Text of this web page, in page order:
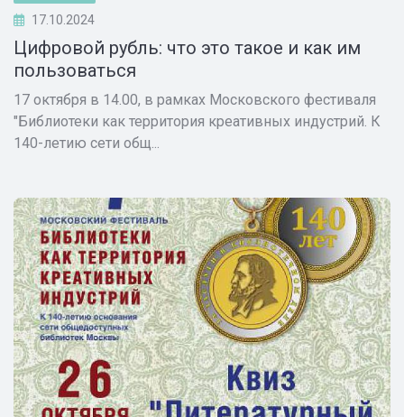
17.10.2024
Цифровой рубль: что это такое и как им
пользоваться
17 октября в 14.00, в рамках Московского фестиваля
"Библиотеки как территория креативных индустрий. К
140-летию сети общ...